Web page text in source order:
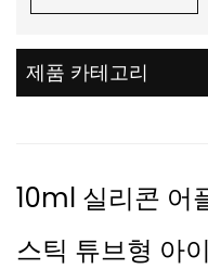
제품 카테고리
10ml 실리콘 어
스틱 튜브형 아